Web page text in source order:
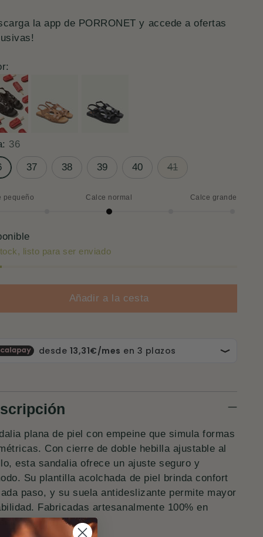
la app de PORRONET y accede a ofertas
36
37 38 39 40 41
pequeño Calce normal Calce grande
listo para ser enviado
Añadir a la cesta
plana de piel con empeine que simula formas
Con cierre de doble hebilla ajustable al
esta sandalia ofrece un ajuste seguro y
Su plantilla acolchada de piel brinda confort
paso, y su suela antideslizante permite mayor
Fabricadas artesanalmente 100% en